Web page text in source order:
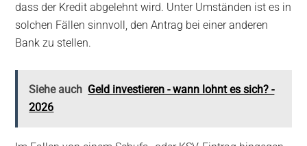
dass der Kredit abgelehnt wird. Unter Umständen ist es in
solchen Fällen sinnvoll, den Antrag bei einer anderen
Bank zu stellen.
Siehe auch Geld investieren - wann lohnt es sich? -
2026